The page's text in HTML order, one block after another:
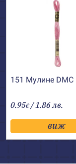
151 Мулине DMC
0.95€ / 1.86 лв.
виж